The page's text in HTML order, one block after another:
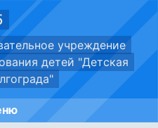
учреждение
детей "Детская